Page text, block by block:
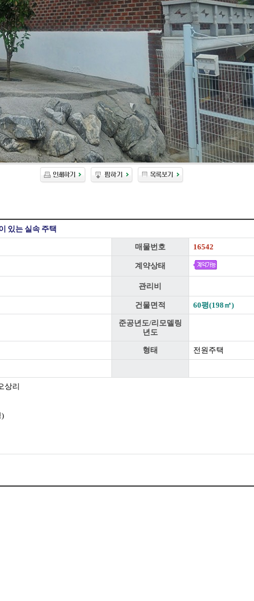
있는 실속 주택
매물번호 16542
계약상태
관리비
건물면적 60평(198㎡)
준공년도/리모델링
년도
형태 전원주택
상리
)